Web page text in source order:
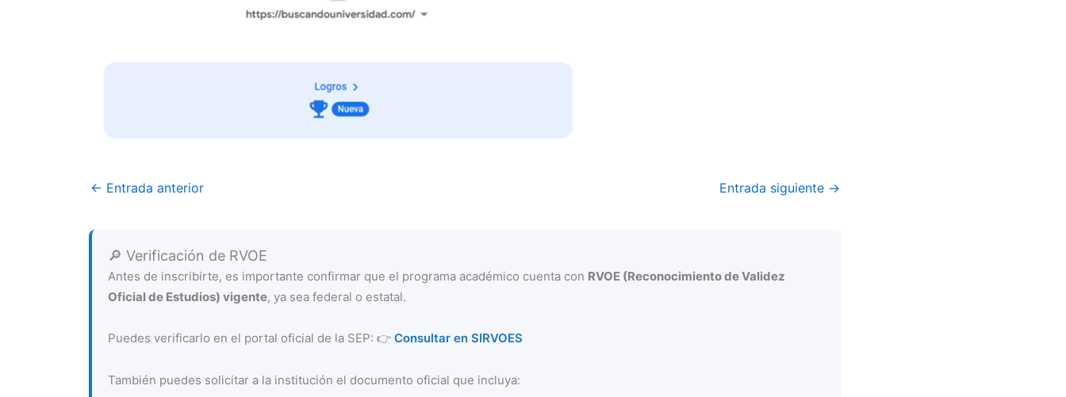
← Entrada anterior Entrada siguiente →
🔎 Verificación de RVOE
Antes de inscribirte, es importante confirmar que el programa académico cuenta con RVOE (Reconocimiento de Validez
Oficial de Estudios) vigente, ya sea federal o estatal.
Puedes verificarlo en el portal oficial de la SEP: 👉 Consultar en SIRVOES
También puedes solicitar a la institución el documento oficial que incluya: